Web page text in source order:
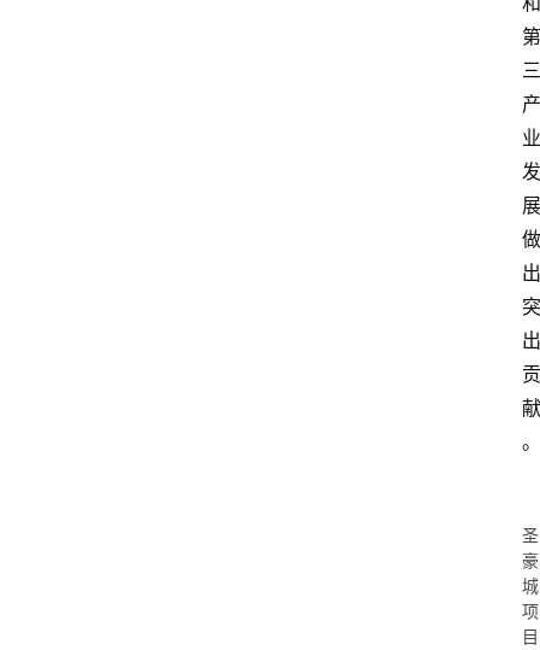
第
三
产
业
发
展
做
出
突
出
贡
献
。
圣
豪
城
项
目